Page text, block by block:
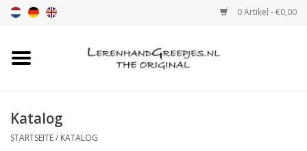
0 Artikel - €0,00
Startseite
leder griffe mit Druck
Katalog
STARTSEITE/ KATALOG